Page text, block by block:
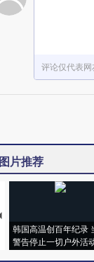
评论仅代表
图片推荐
韩国高温创百年纪录
警告停止一切户外活